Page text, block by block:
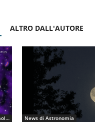
ALTRO DALL'AUTORE
Astronomia, Astrofisica e Cosmologia News di Astronomia